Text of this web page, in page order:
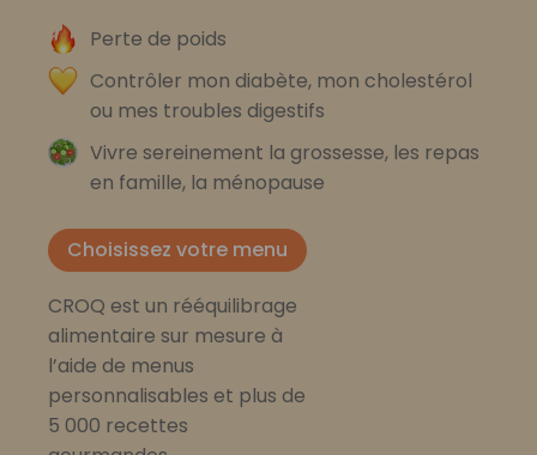
Perte de poids
Contrôler mon diabète, mon cholestérol
ou mes troubles digestifs
Vivre sereinement la grossesse, les repas
en famille, la ménopause
Choisissez votre menu
CROQ est un rééquilibrage
alimentaire sur mesure à
l’aide de menus
personnalisables et plus de
5 000 recettes